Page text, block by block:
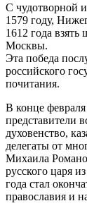
С чудотворной
1579 году,
1612 года
Москвы.
Эта победа
российского
почитания.
В конце
представители
духовенство,
делегаты от
Михаила
русского царя
года стал
православия и